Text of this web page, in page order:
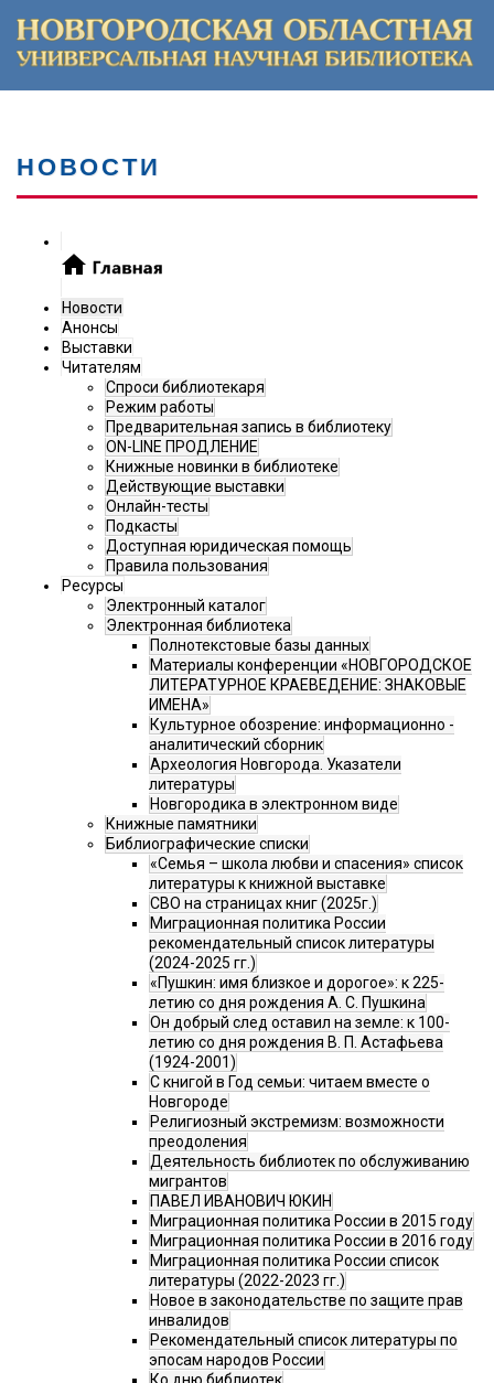
НОВОСТИ
Новости
Анонсы
Выставки
Читателям
Спроси библиотекаря
Режим работы
Предварительная запись в библиотеку
ON-LINE ПРОДЛЕНИЕ
Книжные новинки в библиотеке
Действующие выставки
Онлайн-тесты
Подкасты
Доступная юридическая помощь
Правила пользования
Ресурсы
Электронный каталог
Электронная библиотека
Полнотекстовые базы данных
Материалы конференции «НОВГОРОДСКОЕ
ЛИТЕРАТУРНОЕ КРАЕВЕДЕНИЕ: ЗНАКОВЫЕ
ИМЕНА»
Культурное обозрение: информационно -
аналитический сборник
Археология Новгорода. Указатели
литературы
Новгородика в электронном виде
Книжные памятники
Библиографические списки
«Семья – школа любви и спасения» список
литературы к книжной выставке
СВО на страницах книг (2025г.)
Миграционная политика России
рекомендательный список литературы
(2024-2025 гг.)
«Пушкин: имя близкое и дорогое»: к 225-
летию со дня рождения А. С. Пушкина
Он добрый след оставил на земле: к 100-
летию со дня рождения В. П. Астафьева
(1924-2001)
С книгой в Год семьи: читаем вместе о
Новгороде
Религиозный экстремизм: возможности
преодоления
Деятельность библиотек по обслуживанию
мигрантов
ПАВЕЛ ИВАНОВИЧ ЮКИН
Миграционная политика России в 2015 году
Миграционная политика России в 2016 году
Миграционная политика России список
литературы (2022-2023 гг.)
Новое в законодательстве по защите прав
инвалидов
Рекомендательный список литературы по
эпосам народов России